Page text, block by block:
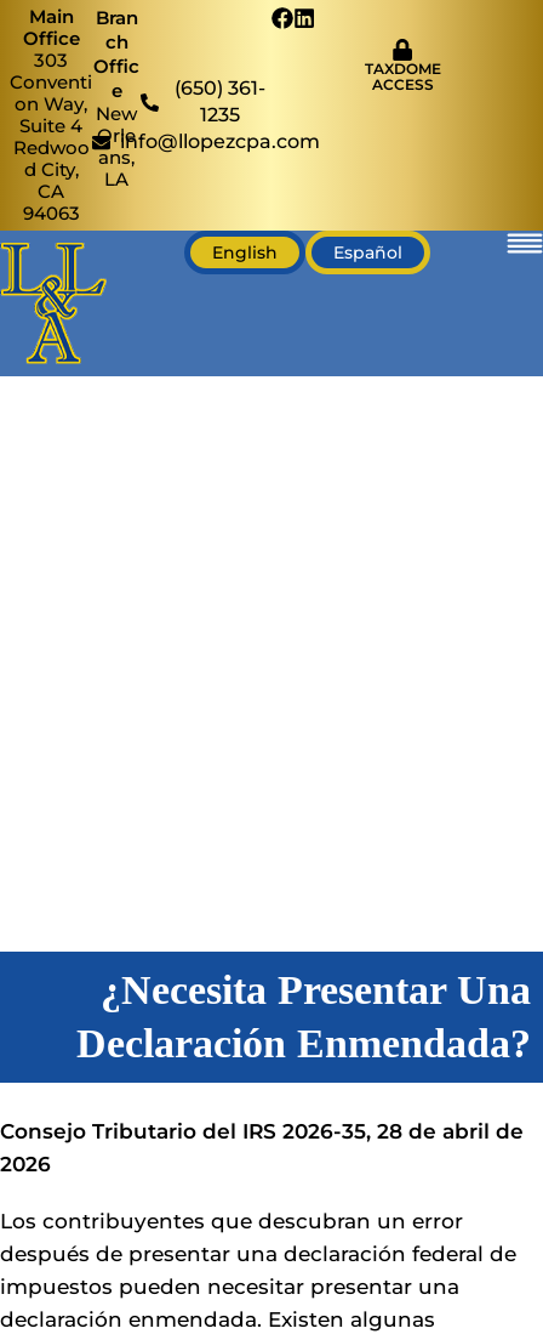
Main
Office
303
Conventi
on Way,
Suite 4
Redwoo
d City,
CA
94063
Bran
ch
Offic
e
New
Orle
ans,
LA
(650) 361-
1235
info@llopezcpa.com
TAXDOME
ACCESS
English Español
¿Necesita Presentar Una
Declaración Enmendada?
Consejo Tributario del IRS 2026-35, 28 de abril de
2026
Los contribuyentes que descubran un error
después de presentar una declaración federal de
impuestos pueden necesitar presentar una
declaración enmendada. Existen algunas